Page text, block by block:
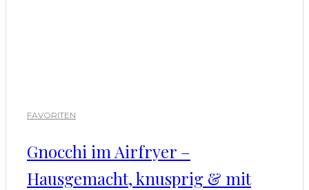
FAVORITEN
Gnocchi im Airfryer –
Hausgemacht, knusprig & mit